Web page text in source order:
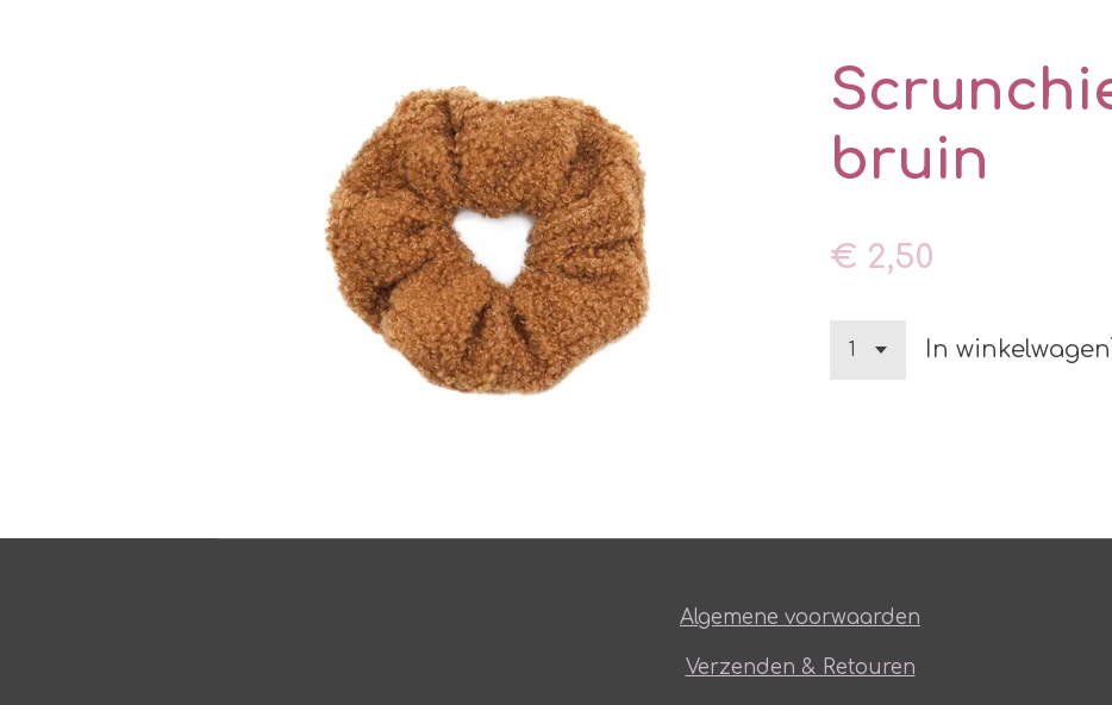
bruin
€ 2,50
In winkelwagen
Algemene voorwaarden
Verzenden & Retouren